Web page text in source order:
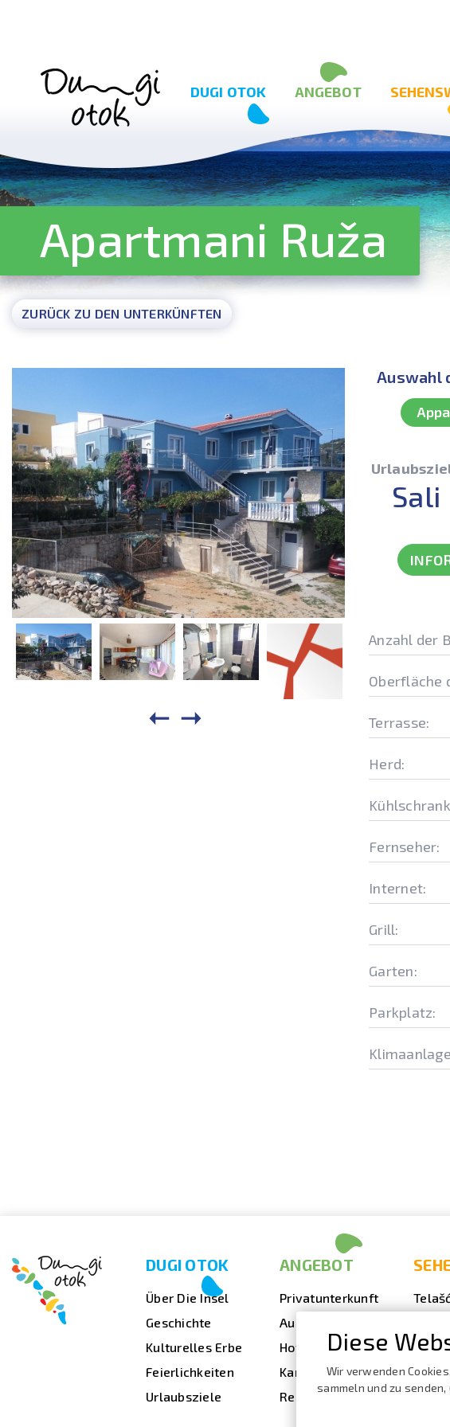
DUGI OTOK ANGEBOT
Apartmani Ruža
ZURÜCK ZU DEN UNTERKÜNFTEN
Auswahl
Sali
Anzahl der
Oberfläche
Terrasse:
Herd:
Fernseher:
Internet:
Grill:
Garten:
Parkplatz:
DUGI OTOK
Über Die Insel
Geschichte
Kulturelles Erbe
Feierlichkeiten
Urlaubsziele
ANGEBOT
Privatunterkunft
Ausgehen
Hotels
Kampingplätze
Reisebüros
Die
Diese
Wir verwenden
sammeln und zu